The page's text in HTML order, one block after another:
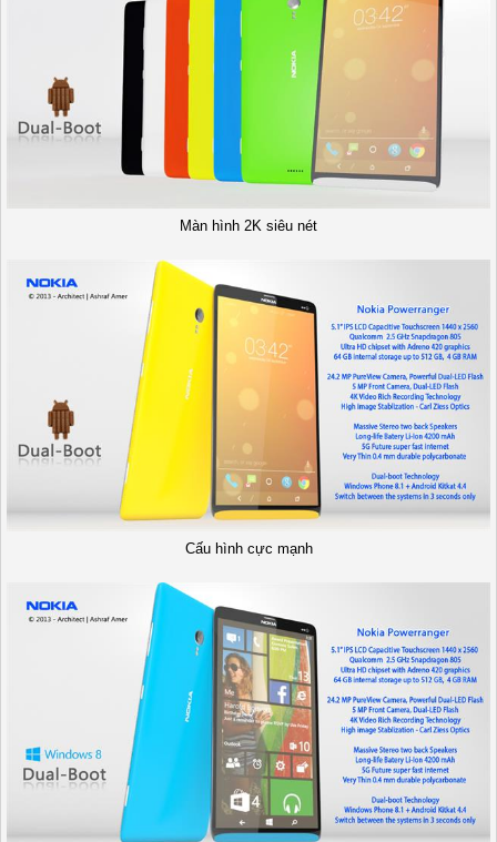
Màn hình 2K siêu nét
Cấu hình cực mạnh